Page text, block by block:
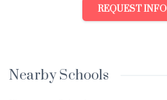
REQUEST INFO
Nearby Schools